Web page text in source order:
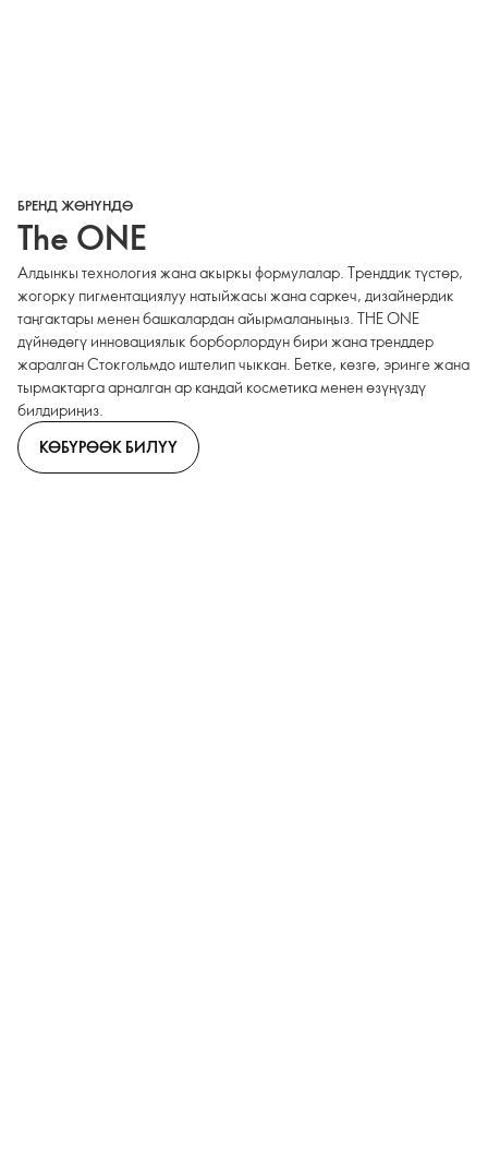
БРЕНД ЖӨНҮНДӨ
The ONE
Алдынкы технология жана акыркы формулалар. Тренддик түстөр,
жогорку пигментациялуу натыйжасы жана саркеч, дизайнердик
таңгактары менен башкалардан айырмаланыңыз. THE ONE
дүйнөдөгү инновациялык борборлордун бири жана тренддер
жаралган Стокгольмдо иштелип чыккан. Бетке, көзгө, эринге жана
тырмактарга арналган ар кандай косметика менен өзүңүздү
билдириңиз.
КӨБҮРӨӨК БИЛҮҮ